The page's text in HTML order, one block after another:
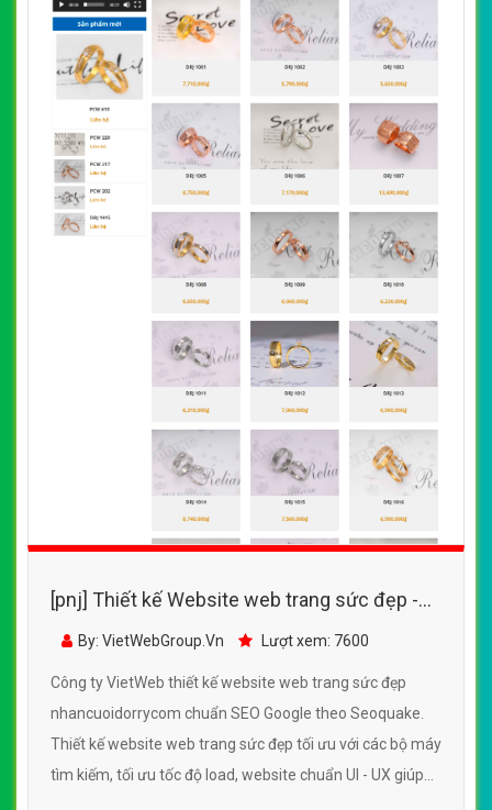
[pnj] Thiết kế Website web trang sức đẹp -
nhancuoidorrycom
By: VietWebGroup.Vn Lượt xem: 7600
Công ty VietWeb thiết kế website web trang sức đẹp
nhancuoidorrycom chuẩn SEO Google theo Seoquake.
Thiết kế website web trang sức đẹp tối ưu với các bộ máy
tìm kiếm, tối ưu tốc độ load, website chuẩn UI - UX giúp